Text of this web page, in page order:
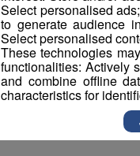
Select personalised
to generate audience
Select personalised
These technologies
functionalities: Actively
and combine offline
characteristics for